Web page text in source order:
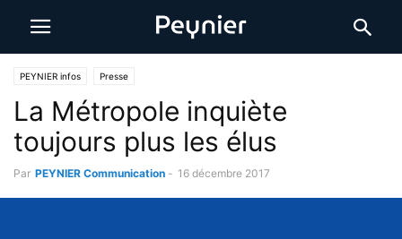
PEYNIER infos Presse
La Métropole inquiète
toujours plus les élus
Par PEYNIER Communication - 16 décembre 2017